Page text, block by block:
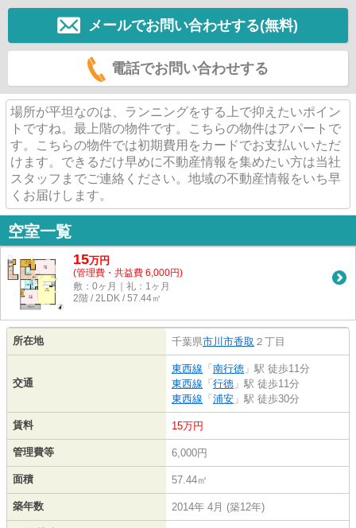
メールでお問い合わせする(無料)
電話でお問い合わせする
場所が平坦なのは、ランニングをする上で抑えたいポイン
トですね。最上階の物件です。こちらの物件はアパートで
す。こちらの物件では初期費用をカードでお支払いいただ
けます。できるだけ早めに不動産情報を集めたい方は当社
スタッフまでご連絡ください。地域の不動産情報をいち早
くお届けします。
空室一覧
15万円
(管理費・共益費 6,000円)
敷：0ヶ月｜礼：1ヶ月
2階 / 2LDK / 57.44㎡
所在地 千葉県市川市香取 ２丁目
交通
東西線 「 南行徳 」駅 徒歩11分
東西線 「 行徳 」駅 徒歩11分
東西線 「 浦安 」駅 徒歩30分
賃料 15万円
管理費等 6,000円
面積 57.44㎡
築年数 2014年 4月 (築12年)